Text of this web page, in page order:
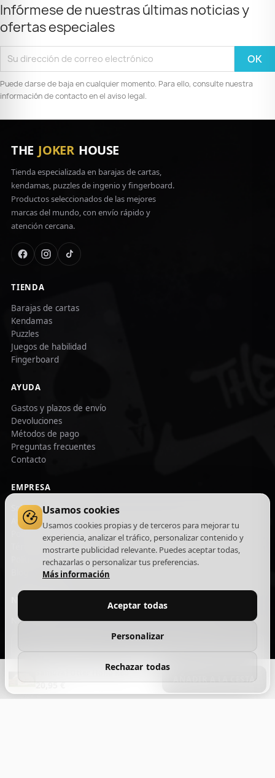
Usamos cookies
Usamos cookies propias y de terceros para mejorar tu
experiencia, analizar el tráfico, personalizar contenido y
mostrarte publicidad relevante. Puedes aceptar todas,
rechazarlas o personalizar tus preferencias.
Más información
Rechazar todas
Personalizar
Aceptar todas
Samurai Otter Hono Red
20,95 € AÑADIR A LA CESTA
Infórmese de nuestras últimas noticias y
ofertas especiales
Puede darse de baja en cualquier momento. Para ello, consulte nuestra
información de contacto en el aviso legal.
THE JOKER HOUSE
Tienda especializada en barajas de cartas,
kendamas, puzzles de ingenio y fingerboard.
Productos seleccionados de las mejores
marcas del mundo, con envío rápido y
atención cercana.
TIENDA
Barajas de cartas
Kendamas
Puzzles
Juegos de habilidad
Fingerboard
AYUDA
Gastos y plazos de envío
Devoluciones
Métodos de pago
Preguntas frecuentes
Contacto
EMPRESA
Sobre nosotros
Aviso legal
Política de privacidad
Términos y condiciones
Política de cookies
Novedades, lanzamientos y ofertas exclusivas. Sin spam.
Suscribirme
Acepto lapolítica de privacidady recibir comunicaciones comerciales.